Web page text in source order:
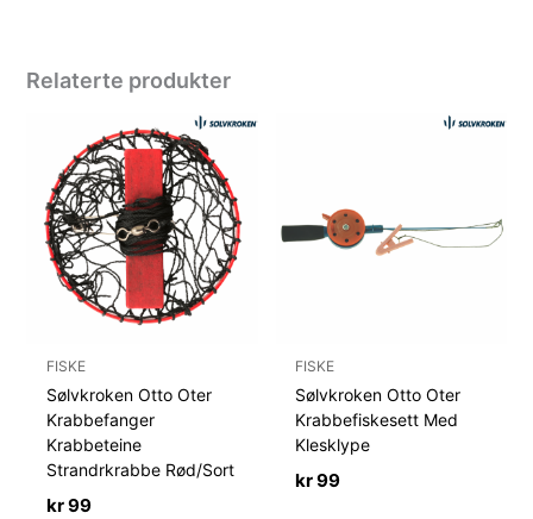
Relaterte produkter
FISKE
Sølvkroken Otto Oter
Krabbefanger
Krabbeteine
Strandrkrabbe Rød/Sort
kr99
FISKE
Sølvkroken Otto Oter
Krabbefiskesett Med
Klesklype
kr99